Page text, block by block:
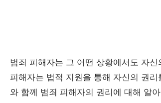
범죄 피해자는 그 어떤 상황에서도 자
피해자는 법적 지원을 통해 자신의 권
와 함께 범죄 피해자의 권리에 대해 알